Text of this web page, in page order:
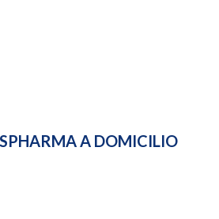
A DOMICILIO